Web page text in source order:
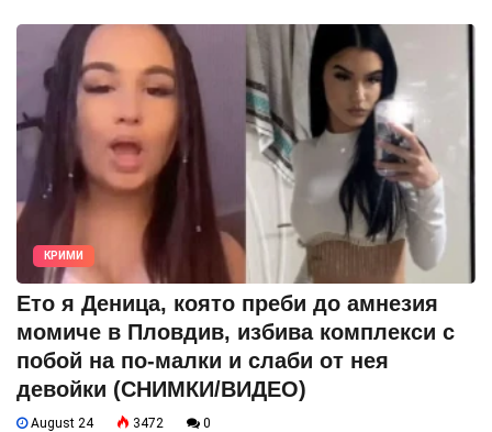
КРИМИ
Ето я Деница, която преби до амнезия
момиче в Пловдив, избива комплекси с
побой на по-малки и слаби от нея
девойки (СНИМКИ/ВИДЕО)
August 24 3472 0